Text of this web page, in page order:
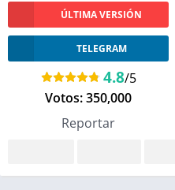
ÚLTIMA VERSIÓN
TELEGRAM
4.8/5
Votos:350,000
Reportar